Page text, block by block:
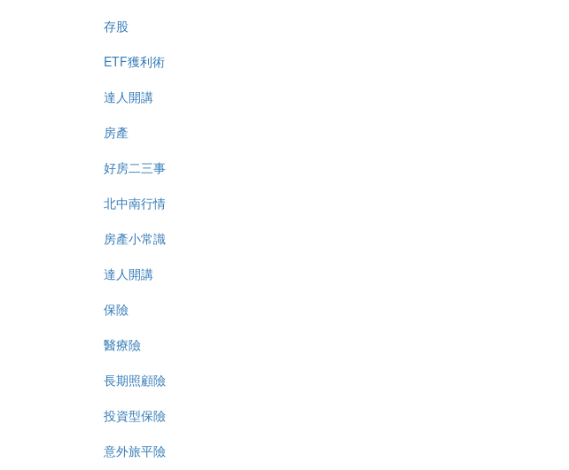
存股
ETF獲利術
達人開講
房產
好房二三事
北中南行情
房產小常識
達人開講
保險
醫療險
長期照顧險
投資型保險
意外旅平險